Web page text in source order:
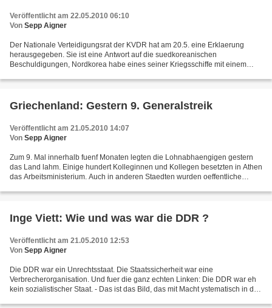
Veröffentlicht am 22.05.2010 06:10
Von Sepp Aigner
Der Nationale Verteidigungsrat der KVDR hat am 20.5. eine Erklaerung
herausgegeben. Sie ist eine Antwort auf die suedkoreanischen
Beschuldigungen, Nordkorea habe eines seiner Kriegsschiffe mit einem
Griechenland: Gestern 9. Generalstreik
Veröffentlicht am 21.05.2010 14:07
Von Sepp Aigner
Zum 9. Mal innerhalb fuenf Monaten legten die Lohnabhaengigen gestern
das Land lahm. Einige hundert Kolleginnen und Kollegen besetzten in Athen
das Arbeitsministerium. Auch in anderen Staedten wurden oeffentliche
Inge Viett: Wie und was war die DDR ?
Veröffentlicht am 21.05.2010 12:53
Von Sepp Aigner
Die DDR war ein Unrechtsstaat. Die Staatssicherheit war eine
Verbrecherorganisation. Und fuer die ganz echten Linken: Die DDR war eh
kein sozialistischer Staat. - Das ist das Bild, das mit Macht ystematisch in die